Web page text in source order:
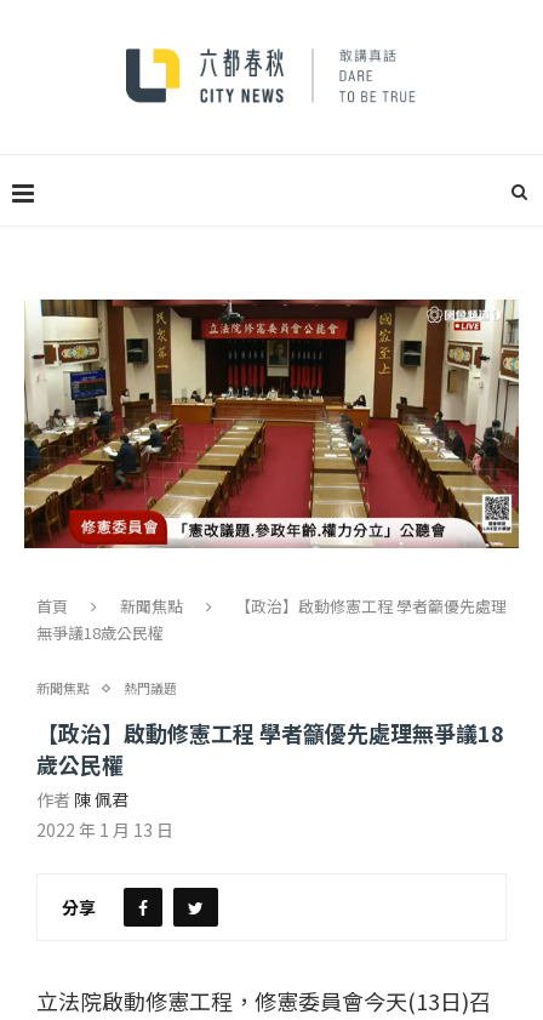
首頁 新聞焦點
【政治】啟動修憲工程 學者籲優先處理
無爭議18歲公民權
新聞焦點 熱門議題
【政治】啟動修憲工程 學者籲優先處理無爭議18
歲公民權
作者 陳 佩君
2022 年 1 月 13 日
分享
立法院啟動修憲工程，修憲委員會今天(13日)召